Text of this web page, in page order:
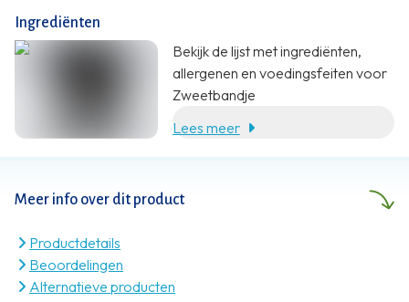
Ingrediënten
Bekijk de lijst met ingrediënten,
allergenen en voedingsfeiten voor
Zweetbandje
Lees meer
Meer info over dit product
Productdetails
Beoordelingen
Alternatieve producten